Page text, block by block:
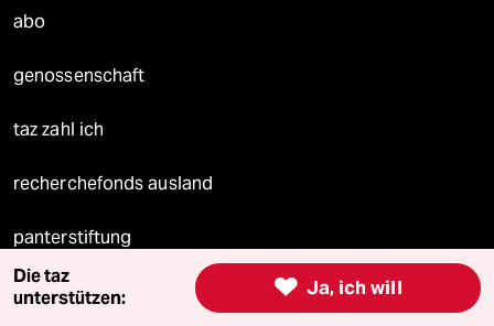
abo
genossenschaft
taz zahl ich
recherchefonds ausland
panterstiftung
panterpreis 2026  Ja, ich will
Die taz
unterstützen: